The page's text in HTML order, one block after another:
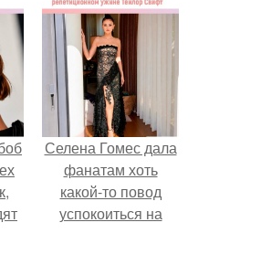
Селена Гомес дала
фанатам хоть
какой-то повод
успокоиться на